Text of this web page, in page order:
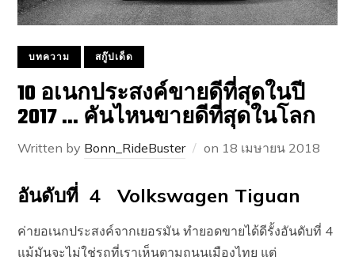
บทความ สกู๊ปเด็ด
10 อเนกประสงค์ขายดีที่สุดในปี
2017 … คันไหนขายดีที่สุดในโลก
Written by Bonn_RideBuster on 18 เมษายน 2018
อันดับที่ 4 Volkswagen Tiguan
ค่ายอเนกประสงค์จากเยอรมัน ทำยอดขายได้ดีรั้งอันดับที่ 4
แม้มันจะไม่ใช่รถที่เราเห็นตามถนนเมืองไทย แต่